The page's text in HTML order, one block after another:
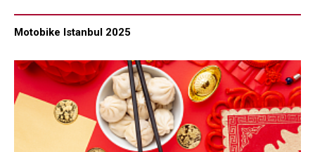
Motobike Istanbul 2025